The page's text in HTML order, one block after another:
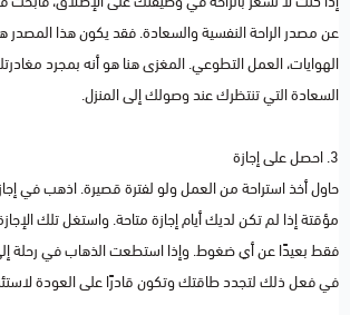
عن مصدر الراحة النفسية والسعادة. فقد يكون هذا المصدر هو
الهوايات، العمل التطوعي. المغزى هنا هو أنه بمجرد
السعادة التي تنتظرك عند وصولك إلى المنزل.
3. احصل على إجازة
حاول أخذ استراحة من العمل ولو لفترة قصيرة. اذهب في
مؤقتة إذا لم تكن لديك أيام إجازة متاحة. واستغل تلك
فقط بعيدًا عن أي ضغوط. وإذا استطعت الذهاب في رحلة
في فعل ذلك لتجدد طاقتك وتكون قادرًا على العودة